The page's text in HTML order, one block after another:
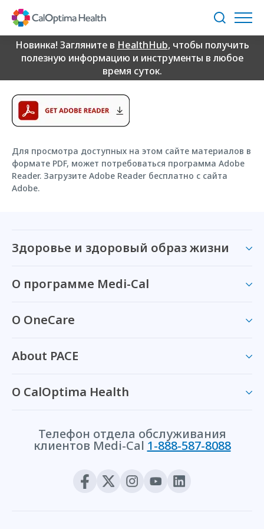
Content
Поиск
Новинка! Загляните в HealthHub, чтобы получить
полезную информацию и инструменты в любое
время суток.
CalOptima Health
Sitemap
Для просмотра доступных на этом сайте материалов в
формате PDF, может потребоваться программа Adobe
Reader. Загрузите Adobe Reader бесплатно с сайта
Adobe.
Здоровье и здоровый образ жизни
О программе Medi-Cal
О OneCare
About PACE
О CalOptima Health
Телефон отдела обслуживания
клиентов Medi-Cal 1-888-587-8088